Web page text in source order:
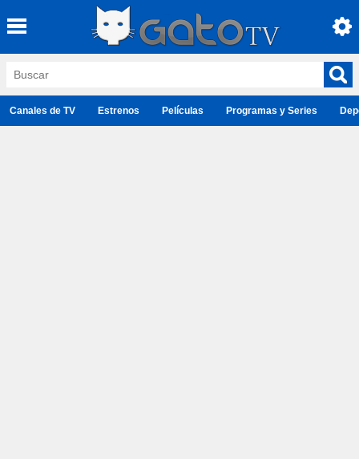
Canales de TV Estrenos Películas Programas y Series